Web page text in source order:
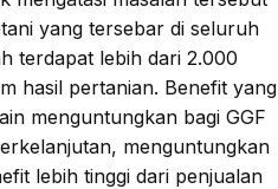
yang tersebar di seluruh
terdapat lebih dari 2.000
hasil pertanian. Benefit yang
menguntungkan bagi GGF
menguntungkan
lebih tinggi dari penjualan